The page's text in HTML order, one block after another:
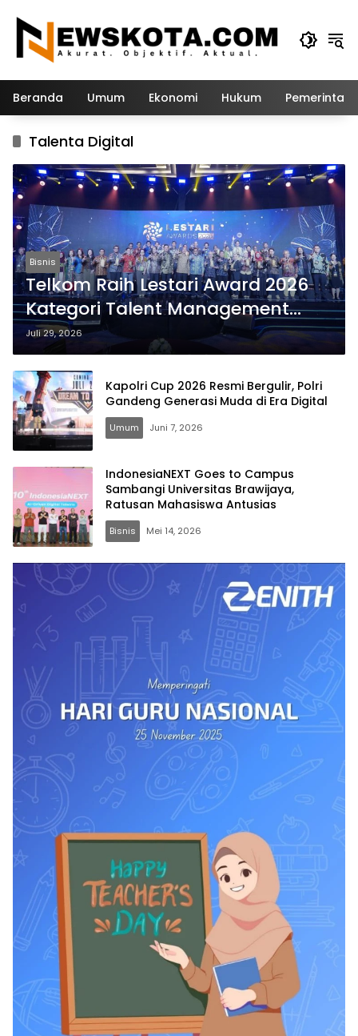
konten
Beranda Umum Ekonomi Hukum
Talenta Digital
Bisnis
Telkom Raih Lestari Award 2026
Kategori Talent Management
berkat Inisiatif People
Development Plan
Juli 29, 2026
Kapolri Cup 2026 Resmi Bergulir, Polri
Gandeng Generasi Muda di Era Digital
Umum Juni 7, 2026
IndonesiaNEXT Goes to Campus
Sambangi Universitas Brawijaya,
Ratusan Mahasiswa Antusias
Bisnis Mei 14, 2026